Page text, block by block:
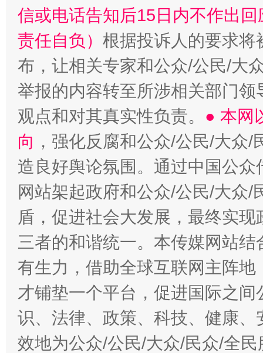
信或电话告知后15日内不作出
责任自负） 根据投诉人的要求将
布，让相关专家和公众/公民/大
举报的内容转至所涉相关部门
观点和对其真实性负责。 ● 本网
向 ，强化反腐和公众/公民/大众
造良好舆论氛围。通过中国公
网站架起政府和公众/公民/大众
盾，促进社会大发展，最终实
三者的和谐统一。本传媒网站
有生力，借助全球互联网主阵
才铺垫一个平台，促进国际之
识、法律、政策、科技、健康
效地为公众/公民/大众/民众/全